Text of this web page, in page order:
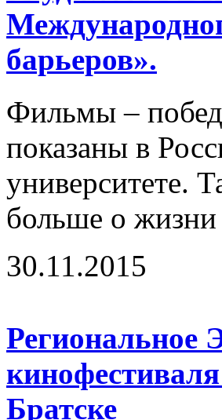
барьеров».
Фильмы –
показаны в
университете.
больше о жизни
30.11.2015
Региональное
Братске